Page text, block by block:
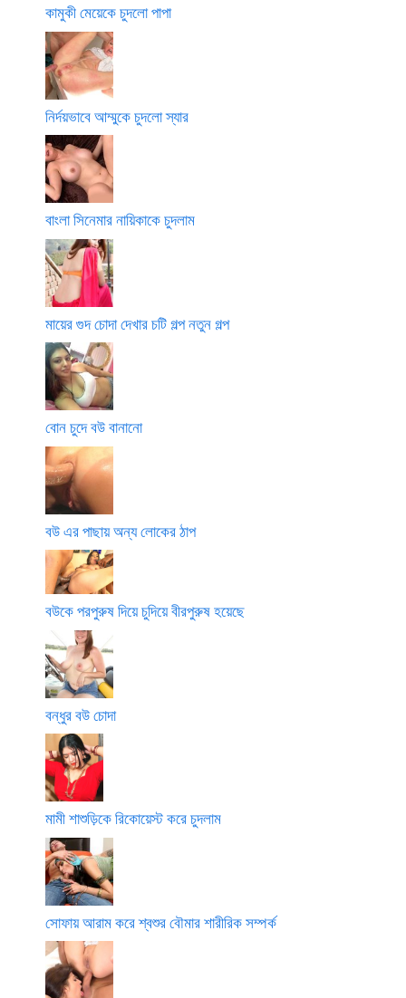
কামুকী মেয়েকে চুদলো পাপা
নির্দয়ভাবে আম্মুকে চুদলো স্যার
বাংলা সিনেমার নায়িকাকে চুদলাম
মায়ের গুদ চোদা দেখার চটি গল্প নতুন গল্প
বোন চুদে বউ বানানো
বউ এর পাছায় অন্য লোকের ঠাপ
বউকে পরপুরুষ দিয়ে চুদিয়ে বীরপুরুষ হয়েছে
বন্ধুর বউ চোদা
মামী শাশুড়িকে রিকোয়েস্ট করে চুদলাম
সোফায় আরাম করে শ্বশুর বৌমার শারীরিক সম্পর্ক